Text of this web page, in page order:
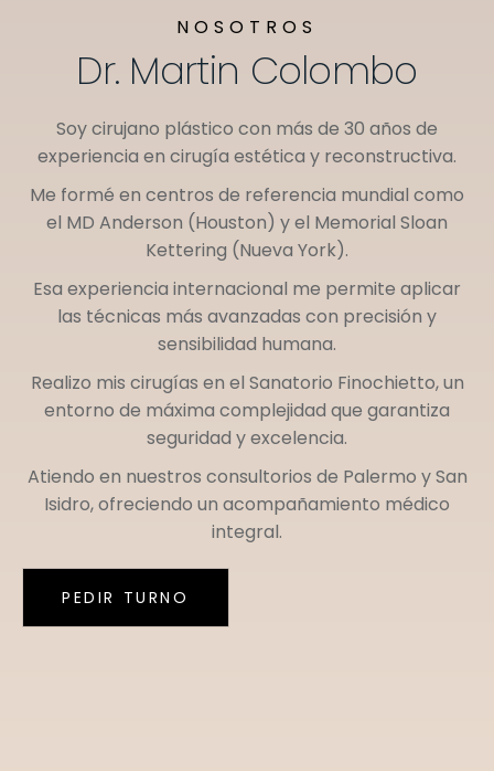
NOSOTROS
Dr. Martin Colombo
Soy cirujano plástico con más de 30 años de
experiencia en cirugía estética y reconstructiva.
Me formé en centros de referencia mundial como
el MD Anderson (Houston) y el Memorial Sloan
Kettering (Nueva York).
Esa experiencia internacional me permite aplicar
las técnicas más avanzadas con precisión y
sensibilidad humana.
Realizo mis cirugías en el Sanatorio Finochietto, un
entorno de máxima complejidad que garantiza
seguridad y excelencia.
Atiendo en nuestros consultorios de Palermo ySan
Isidro, ofreciendo un acompañamiento médico
integral.
PEDIR TURNO